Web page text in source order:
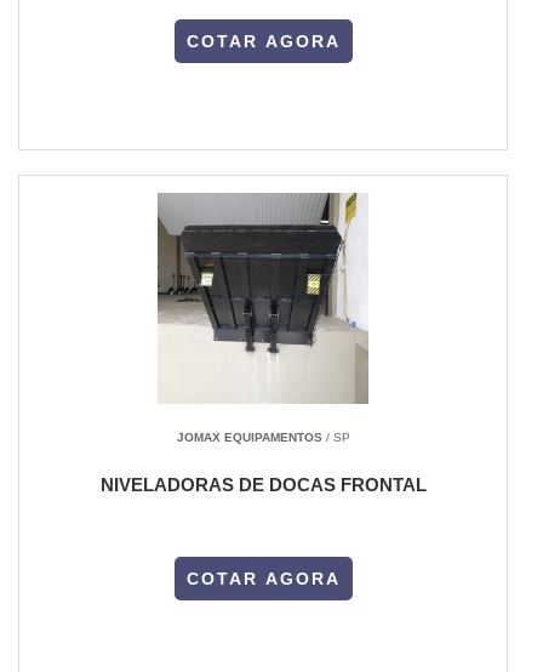
COTAR AGORA
JOMAX EQUIPAMENTOS/ SP
NIVELADORAS DE DOCAS FRONTAL
COTAR AGORA